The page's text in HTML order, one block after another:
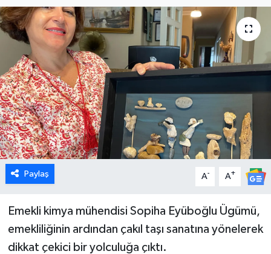
Paylaş A- A+
Emekli kimya mühendisi Sopiha Eyüboğlu Ügümü,
emekliliğinin ardından çakıl taşı sanatına yönelerek
dikkat çekici bir yolculuğa çıktı.
Eğitim
Ekonomi
Emet
Foto Galeri
Gediz
Genel
Gündem
Hisarcık